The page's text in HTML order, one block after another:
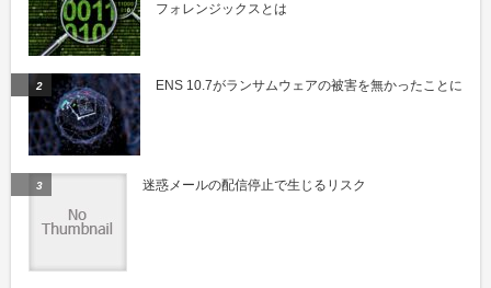
フォレンジックスとは
ENS 10.7がランサムウェアの被害を無かったことに
迷惑メールの配信停止で生じるリスク